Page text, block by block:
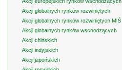
Akcji globalnych rynków rozwiniętych
Akcji globalnych rynków rozwiniętych MIŚ
Akcji globalnych rynków wschodzących
Akcji chińskich
Akcji indyjskich
Akcji japońskich